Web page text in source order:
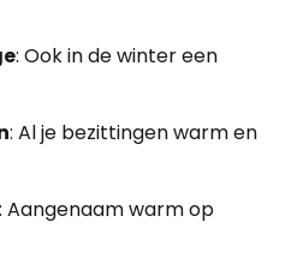
: Ook in de winter een
: Al je bezittingen warm en
: Aangenaam warm op